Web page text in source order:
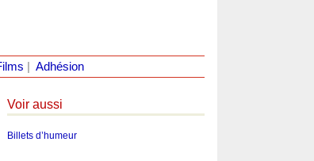
Adhésion
Voir aussi
Billets d’humeur